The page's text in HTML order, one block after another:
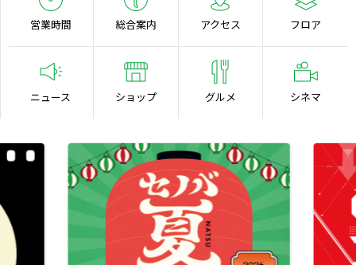
営業時間 総合案内 アクセス フロア
ニュース ショップ グルメ シネマ